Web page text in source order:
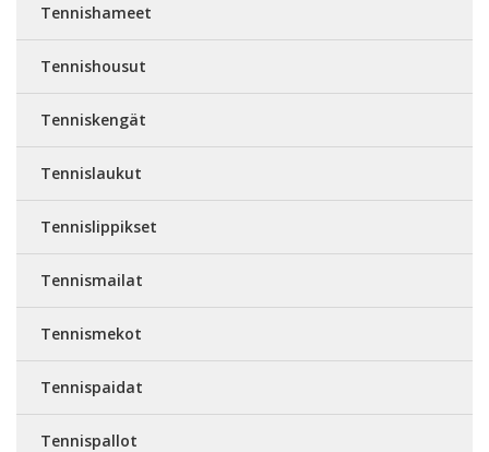
Tennishameet
Tennishousut
Tenniskengät
Tennislaukut
Tennislippikset
Tennismailat
Tennismekot
Tennispaidat
Tennispallot